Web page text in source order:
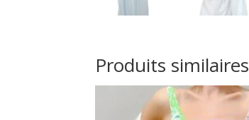
Produits similaires